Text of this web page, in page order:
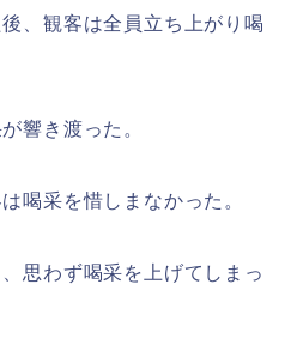
、観客は全員立ち上がり喝
響き渡った。
喝采を惜しまなかった。
思わず喝采を上げてしまっ